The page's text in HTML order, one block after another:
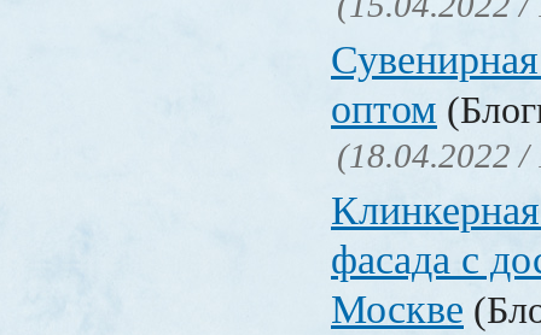
оптом
(18.04.2022 /
фасада с
Москве